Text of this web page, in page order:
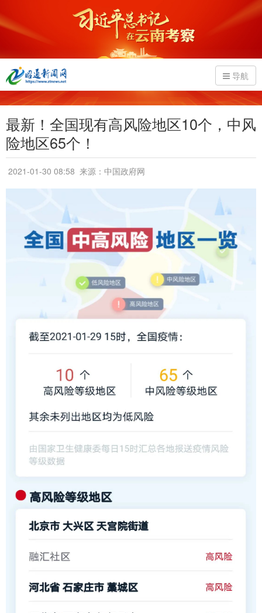
导航
最新！全国现有高风险地区10个，中风
险地区65个！
2021-01-30 08:58 来源：中国政府网